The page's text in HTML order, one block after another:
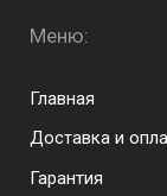
лучей. Частота
настраивать
защитить глаза
Меню:
Menu
Главная
Доставка и
Гарантия